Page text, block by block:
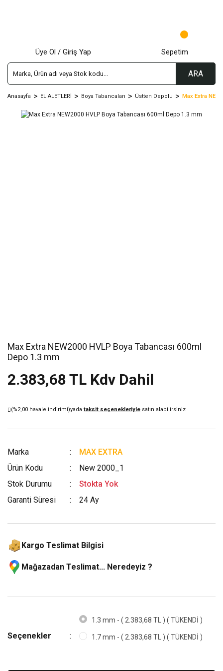
ARA
Üye Ol / Giriş Yap Sepetim
Anasayfa EL ALETLERİ Boya Tabancaları Üstten Depolu Max Extra
Max Extra NEW2000 HVLP Boya Tabancası 600ml
Depo 1.3 mm
2.383,68 TL Kdv Dahil
(%2,00 havale indirimi)yada taksit seçenekleriyle satın alabilirsiniz
Marka
MAX EXTRA
Ürün Kodu
New 2000_1
Stok Durumu
Stokta Yok
Garanti Süresi
24 Ay
Kargo Teslimat Bilgisi
Mağazadan Teslimat... Neredeyiz ?
Seçenekler
1.3 mm - ( 2.383,68 TL ) ( TÜKENDİ )
1.7 mm - ( 2.383,68 TL ) ( TÜKENDİ )